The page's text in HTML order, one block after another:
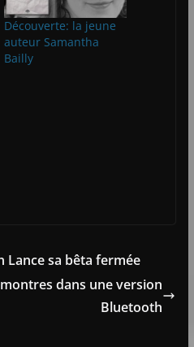
Découverte: la jeune
auteur Samantha
Bailly
Lance sa bêta fermée
dans une version
Bluetooth